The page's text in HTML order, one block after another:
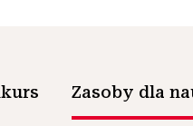
Zasoby dla